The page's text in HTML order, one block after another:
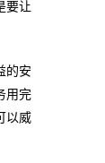
要让
的安
用完
以威